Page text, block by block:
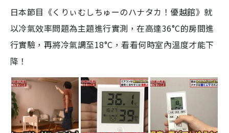
日本節目《くりぃむしちゅーのハナタカ！優越館》就
以冷氣效率問題為主題進行實測，在高達36°C的房間進
行實驗 ，再將冷氣調至18°C，看看何時室內溫度才能下
降！